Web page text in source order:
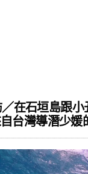
在石垣島跟
台灣導潛少媛